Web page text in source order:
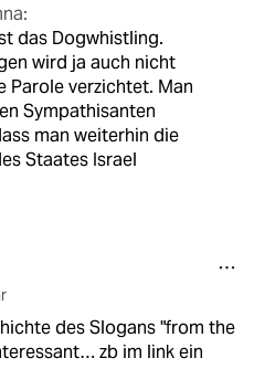
das Dogwhistling.
wird ja auch nicht
Parole verzichtet. Man
Sympathisanten
man weiterhin die
Staates Israel
des Slogans "from the
zb im link ein